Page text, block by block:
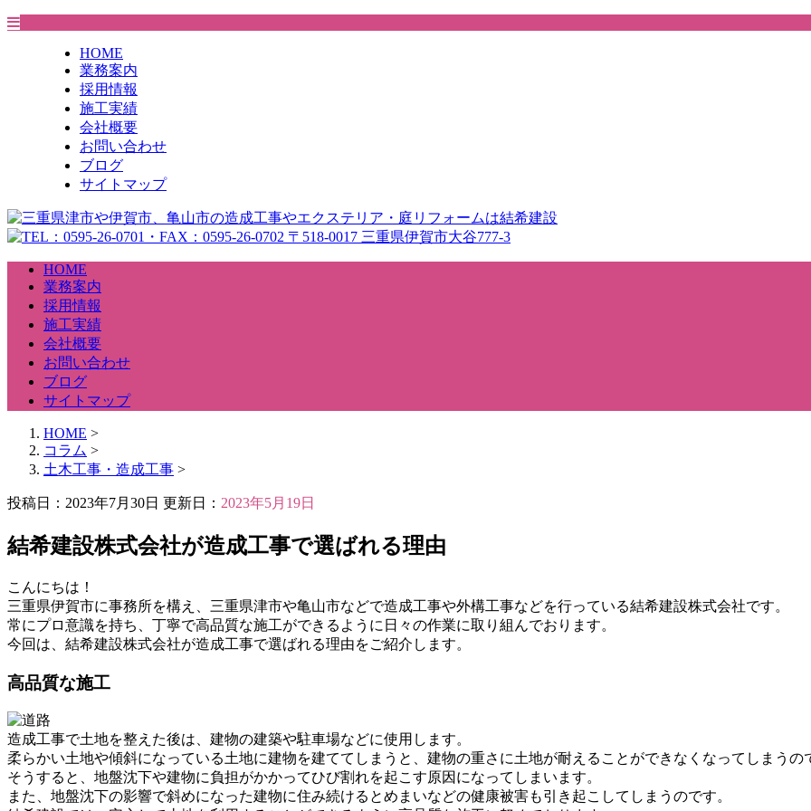
HOME
業務案内
採用情報
施工実績
会社概要
お問い合わせ
ブログ
サイトマップ
HOME
業務案内
採用情報
施工実績
会社概要
お問い合わせ
ブログ
サイトマップ
HOME >
コラム >
土木工事・造成工事 >
投稿日：2023年7月30日 更新日： 2023年5月19日
結希建設株式会社が造成工事で選ばれる理由
こんにちは！
三重県伊賀市に事務所を構え、三重県津市や亀山市などで造成工事や外構工事などを行っている結希建設株式会社です。
常にプロ意識を持ち、丁寧で高品質な施工ができるように日々の作業に取り組んでおります。
今回は、結希建設株式会社が造成工事で選ばれる理由をご紹介します。
高品質な施工
造成工事で土地を整えた後は、建物の建築や駐車場などに使用します。
柔らかい土地や傾斜になっている土地に建物を建ててしまうと、建物の重さに土地が耐えることができなくなってしまうの
そうすると、地盤沈下や建物に負担がかかってひび割れを起こす原因になってしまいます。
また、地盤沈下の影響で斜めになった建物に住み続けるとめまいなどの健康被害も引き起こしてしまうのです。